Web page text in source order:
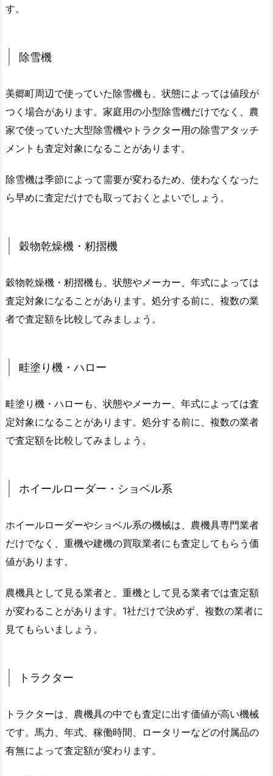
す。
除雪機
美郷町周辺で使っていた除雪機も、状態によっては値段が
つく場合があります。家庭用の小型除雪機だけでなく、農
家で使っていた大型除雪機やトラクター用の除雪アタッチ
メントも査定対象になることがあります。
除雪機は季節によって需要が変わるため、使わなくなった
ら早めに査定だけでも取っておくとよいでしょう。
穀物乾燥機・籾摺機
穀物乾燥機・籾摺機も、状態やメーカー、年式によっては
査定対象になることがあります。処分する前に、複数の業
者で査定額を比較してみましょう。
畦塗り機・ハロー
畦塗り機・ハローも、状態やメーカー、年式によっては査
定対象になることがあります。処分する前に、複数の業者
で査定額を比較してみましょう。
ホイールローダー・ショベル系
ホイールローダーやショベル系の機械は、農機具専門業者
だけでなく、重機や建機の買取業者にも査定してもらう価
値があります。
農機具として見る業者と、重機として見る業者では査定額
が変わることがあります。1社だけで決めず、複数の業者に
見てもらいましょう。
トラクター
トラクターは、農機具の中でも査定に出す価値が高い機械
です。馬力、年式、稼働時間、ロータリーなどの付属品の
有無によって査定額が変わります。